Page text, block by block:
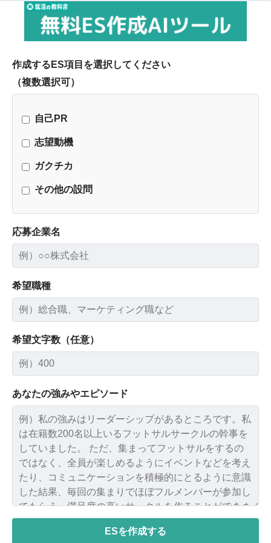
作成するES項目を選択してください
（複数選択可）
自己PR
志望動機
ガクチカ
その他の設問
応募企業名
希望職種
希望文字数（任意）
あなたの強みやエピソード
ESを作成する